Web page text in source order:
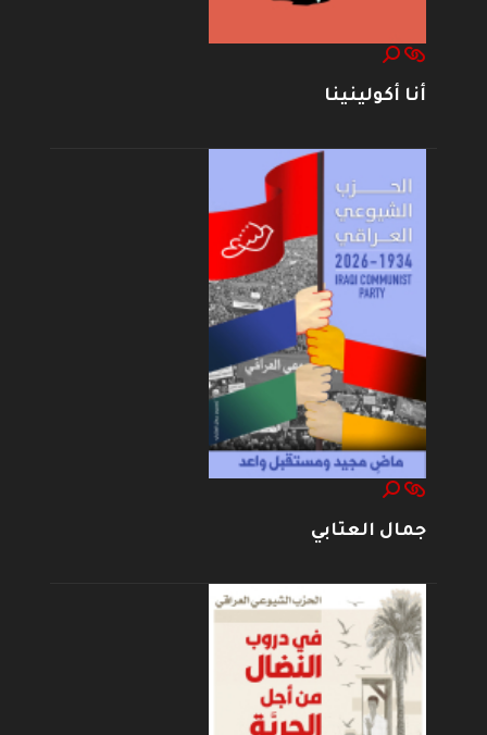
أنا أكولينينا
جمال العتابي